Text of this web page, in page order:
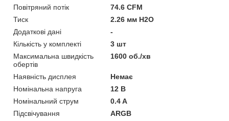
Повітряний потік
74.6 CFM
Тиск
2.26 мм H2O
Додаткові дані
-
Кількість у комплекті
3 шт
Максимальна швидкість
обертів
1600 об./хв
Наявність дисплея
Немає
Номінальна напруга
12 В
Номінальний струм
0.4 A
Підсвічування
ARGB